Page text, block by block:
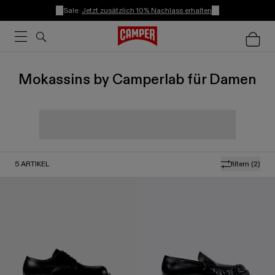
Sale: Jetzt zusätzlich 10% Nachlass erhalten
Mokassins by Camperlab für Damen
filtern (2)
5 ARTIKEL